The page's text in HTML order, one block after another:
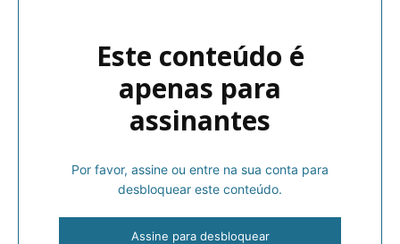
Este conteúdo é
apenas para
assinantes
Por favor, assine ou entre na sua conta para
desbloquear este conteúdo.
Assine para desbloquear